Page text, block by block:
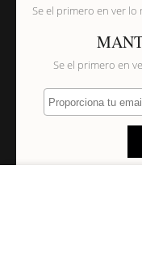
Se el primero en ver lo
Se el primero en
Proporciona tu